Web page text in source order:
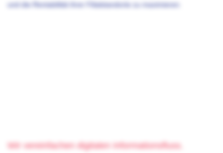
und die Rentabilität ihrer Filialstandorte zu maximieren.
Wir vereinfachen digitalen Informationsfluss.